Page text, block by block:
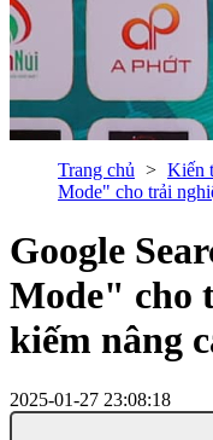
Trang chủ Kiến
Mode" cho trải
Google
Mode" cho
kiếm nâng
2025-01-27 23:08:18